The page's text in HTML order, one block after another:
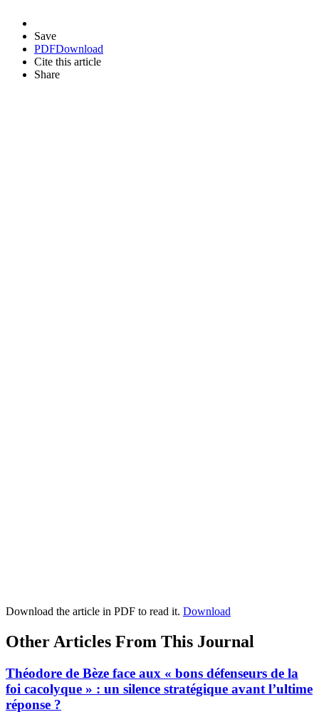
Save
PDFDownload
Cite this article
Share
Download the article in PDF to read it. Download
Other Articles From This Journal
Théodore de Bèze face aux « bons défenseurs de la
foi cacolyque » : un silence stratégique avant l’ultime
réponse ?